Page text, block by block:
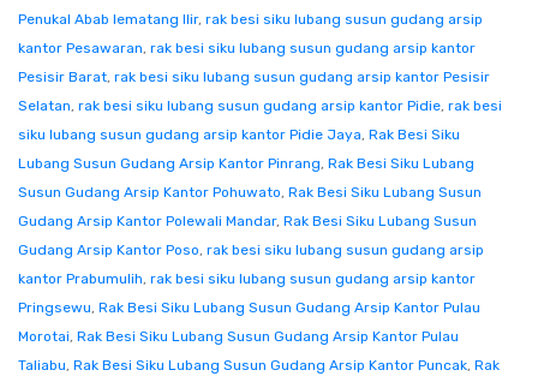
Penukal Abab lematang Ilir, rak besi siku lubang susun gudang arsip
kantor Pesawaran, rak besi siku lubang susun gudang arsip kantor
Pesisir Barat, rak besi siku lubang susun gudang arsip kantor Pesisir
Selatan, rak besi siku lubang susun gudang arsip kantor Pidie, rak besi
siku lubang susun gudang arsip kantor Pidie Jaya, Rak Besi Siku
Lubang Susun Gudang Arsip Kantor Pinrang, Rak Besi Siku Lubang
Susun Gudang Arsip Kantor Pohuwato, Rak Besi Siku Lubang Susun
Gudang Arsip Kantor Polewali Mandar, Rak Besi Siku Lubang Susun
Gudang Arsip Kantor Poso, rak besi siku lubang susun gudang arsip
kantor Prabumulih, rak besi siku lubang susun gudang arsip kantor
Pringsewu, Rak Besi Siku Lubang Susun Gudang Arsip Kantor Pulau
Morotai, Rak Besi Siku Lubang Susun Gudang Arsip Kantor Pulau
Taliabu, Rak Besi Siku Lubang Susun Gudang Arsip Kantor Puncak, Rak